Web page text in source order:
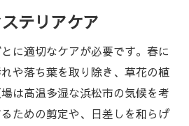
テリアケア
に適切なケアが必要です。春に
や落ち葉を取り除き、草花の植
は高温多湿な浜松市の気候を考
ための剪定や、日差しを和らげ